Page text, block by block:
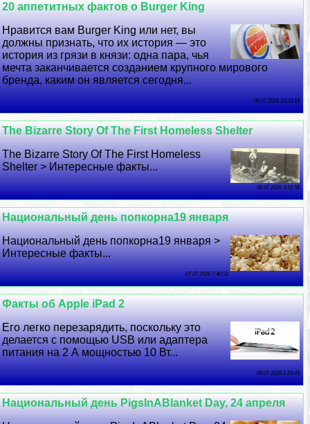
20 аппетитных фактов о Burger King
Нравится вам Burger King или нет, вы
должны признать, что их история — это
история из грязи в князи: одна пара, чья
мечта заканчивается созданием крупного мирового
бренда, каким он является сегодня...
09 07 2026 15:33:18
The Bizarre Story Of The First Homeless Shelter
The Bizarre Story Of The First Homeless
Shelter > Интересные факты...
08 07 2026 4:52:58
Национальный день попкорна19 января
Национальный день попкорна19 января >
Интересные факты...
07 07 2026 7:40:52
Факты об Apple iPad 2
Его легко перезарядить, поскольку это
делается с помощью USB или адаптера
питания на 2 А мощностью 10 Вт...
06 07 2026 1:29:49
Национальный день PigsInABlanket Day, 24 апреля